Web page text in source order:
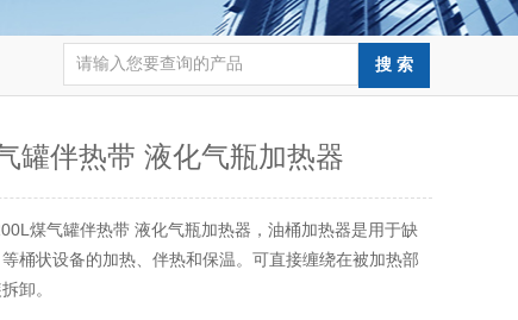
罐伴热带 液化气瓶加热器
煤气罐伴热带 液化气瓶加热器，油桶加热器是用于缺
桶状设备的加热、伴热和保温。可直接缠绕在被加热部
卸。